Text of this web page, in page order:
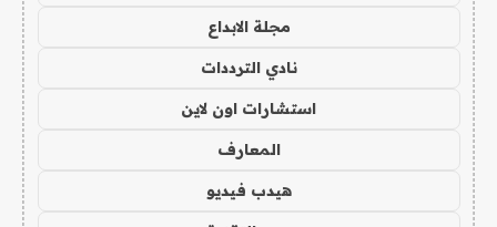
مجلة الابداع
نادي الترددات
استشارات اون لاين
المعارف
هيدب فيديو